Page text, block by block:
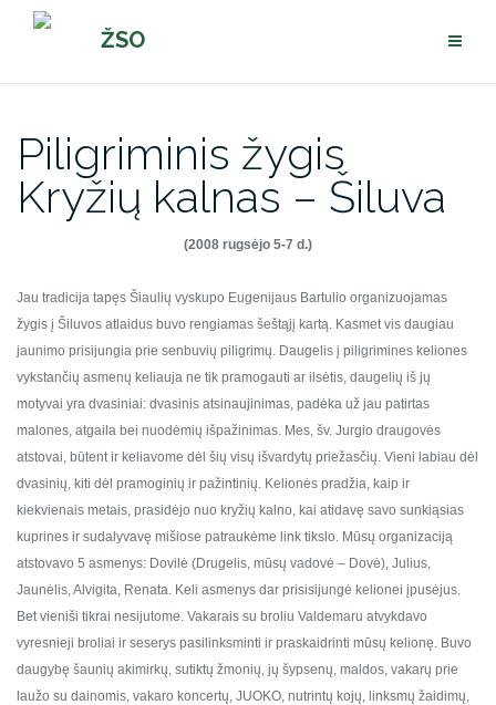
Pereiti
ŽSO
Piligriminis žygis
Kryžių kalnas – Šiluva
(2008 rugsėjo 5-7 d.)
Jau tradicija tapęs Šiaulių vyskupo Eugenijaus Bartulio organizuojamas
žygis į Šiluvos atlaidus buvo rengiamas šeštąjį kartą. Kasmet vis daugiau
jaunimo prisijungia prie senbuvių piligrimų. Daugelis į piligrimines keliones
vykstančių asmenų keliauja ne tik pramogauti ar ilsėtis, daugelių iš jų
motyvai yra dvasiniai: dvasinis atsinaujinimas, padėka už jau patirtas
malones, atgaila bei nuodėmių išpažinimas. Mes, šv. Jurgio draugovės
atstovai, būtent ir keliavome dėl šių visų išvardytų priežasčių. Vieni labiau dėl
dvasinių, kiti dėl pramoginių ir pažintinių. Kelionės pradžia, kaip ir
kiekvienais metais, prasidėjo nuo kryžių kalno, kai atidavę savo sunkiąsias
kuprines ir sudalyvavę mišiose patraukėme link tikslo. Mūsų organizaciją
atstovavo 5 asmenys: Dovilė (Drugelis, mūsų vadovė – Dovė), Julius,
Jaunėlis,Alvigita, Renata. Keli asmenys dar prisisijungė kelionei įpusėjus.
Betvieniši tikrai nesijutome. Vakarais su broliu Valdemaru atvykdavo
vyresnieji broliai ir seserys pasilinksminti ir praskaidrinti mūsų kelionę. Buvo
daugybę šaunių akimirkų, sutiktų žmonių, jų šypsenų, maldos, vakarų prie
laužo su dainomis, vakaro koncertų, JUOKO, nutrintų kojų, linksmų žaidimų,